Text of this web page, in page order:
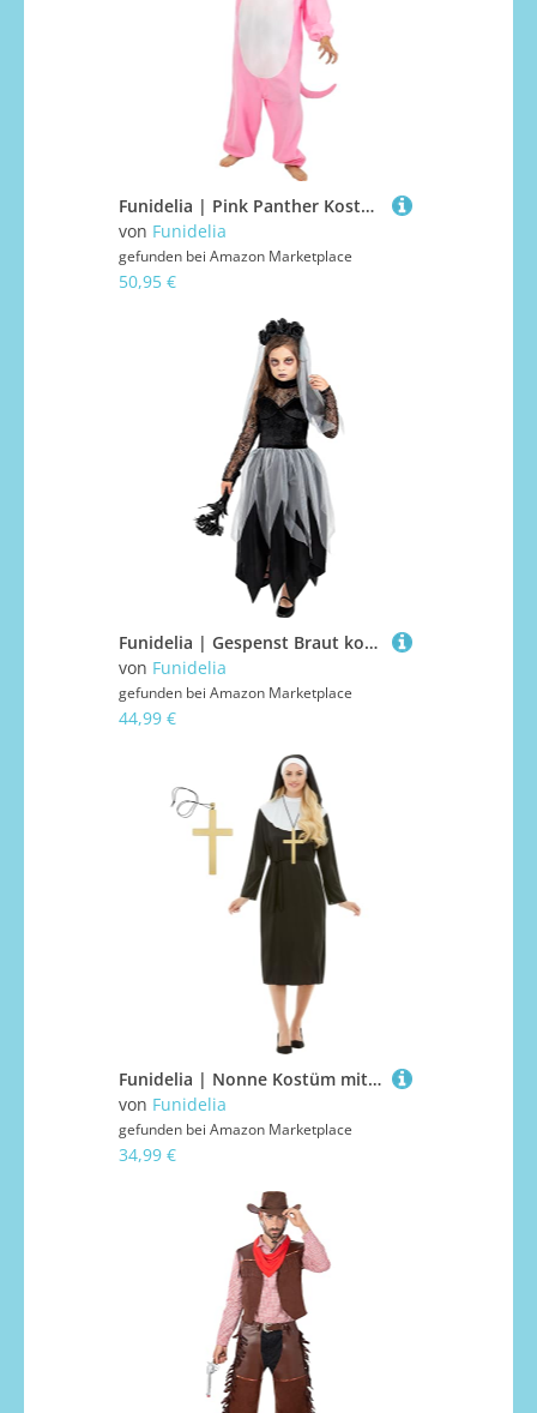
Funidelia | Pink Panther Kostüm für Herren und Damen Zeichentrickfilm, Pink Panter - Kostüme für Erwachsene & Verkleidung für Partys, Karneval & Halloween - Größe M-L - Rosa
von Funidelia
gefunden bei Amazon Marketplace
50,95 €
Funidelia | Gespenst Braut kostüm mit Strauß für Mädchen Halloween Bräute, Corpse Bride, Halloween, Horror - Kostüm für Kinder & Verkleidung für Partys, Karneval & Halloween - Größe 10-12 Jahre
von Funidelia
gefunden bei Amazon Marketplace
44,99 €
Funidelia | Nonne Kostüm mit Kreuz für Damen Religion, Nun, Sister Act, Berufe - Kostüm für Erwachsene & Verkleidung für Partys, Karneval & Halloween - Größe L - Schwarz
von Funidelia
gefunden bei Amazon Marketplace
34,99 €